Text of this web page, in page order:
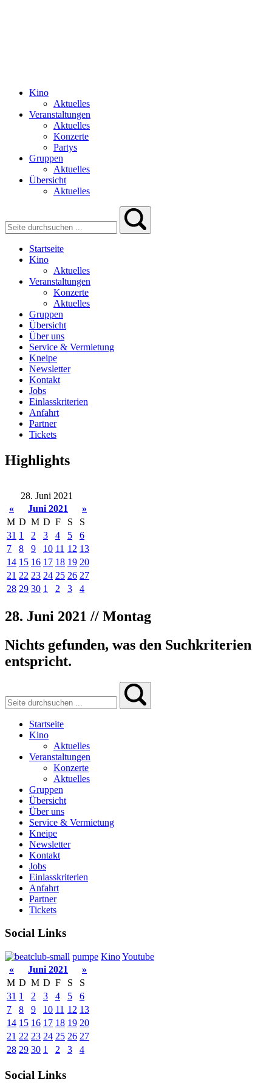
Kino
Aktuelles
Veranstaltungen
Aktuelles
Konzerte
Partys
Gruppen
Aktuelles
Übersicht
Aktuelles
Startseite
Kino
Aktuelles
Veranstaltungen
Konzerte
Aktuelles
Gruppen
Übersicht
Über uns
Service & Vermietung
Kneipe
Newsletter
Kontakt
Jobs
Einlasskriterien
Anfahrt
Partner
Tickets
Highlights
28. Juni 2021
«
Juni 2021
»
M D M D F S
S
31 1 2 3 4 5
6
7
8 9 10 11 12 13
14 15 16 17 18 19 20
21 22 23 24 25 26 27
28 29 30 1 2 3 4
28. Juni 2021 // Montag
Nichts gefunden, was den Suchkriterien
entspricht.
Startseite
Kino
Aktuelles
Veranstaltungen
Konzerte
Aktuelles
Gruppen
Übersicht
Über uns
Service & Vermietung
Kneipe
Newsletter
Kontakt
Jobs
Einlasskriterien
Anfahrt
Partner
Tickets
Social Links
pumpe KinoYoutube
«
Juni 2021
»
M D M D F S
S
31 1 2 3 4 5
6
7
8 9 10 11 12 13
14 15 16 17 18 19 20
21 22 23 24 25 26 27
28 29 30 1 2 3 4
Social Links